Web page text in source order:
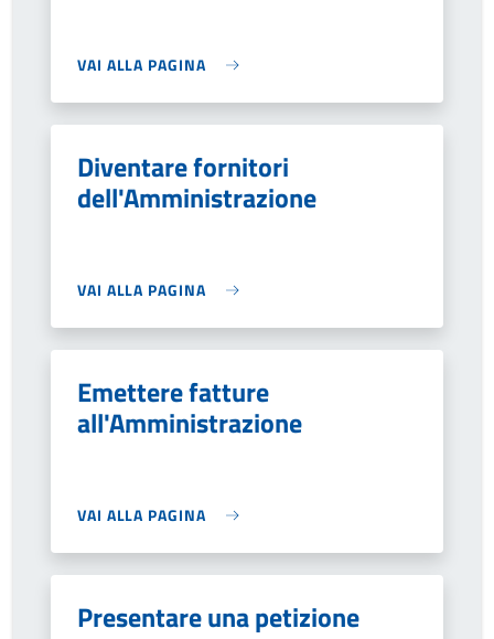
VAI ALLA PAGINA
Diventare fornitori
dell'Amministrazione
VAI ALLA PAGINA
Emettere fatture
all'Amministrazione
VAI ALLA PAGINA
Presentare una petizione